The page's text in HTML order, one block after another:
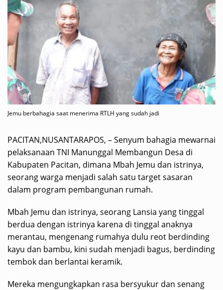
Jemu berbahagia saat menerima RTLH yang sudah jadi
PACITAN,NUSANTARAPOS, – Senyum bahagia mewarnai
pelaksanaan TNI Manunggal Membangun Desa di
Kabupaten Pacitan, dimana Mbah Jemu dan istrinya,
seorang warga menjadi salah satu target sasaran
dalam program pembangunan rumah.
Mbah Jemu dan istrinya, seorang Lansia yang tinggal
berdua dengan istrinya karena di tinggal anaknya
merantau, mengenang rumahya dulu reot berdinding
kayu dan bambu, kini sudah menjadi bagus, berdinding
tembok dan berlantai keramik.
Mereka mengungkapkan rasa bersyukur dan senang